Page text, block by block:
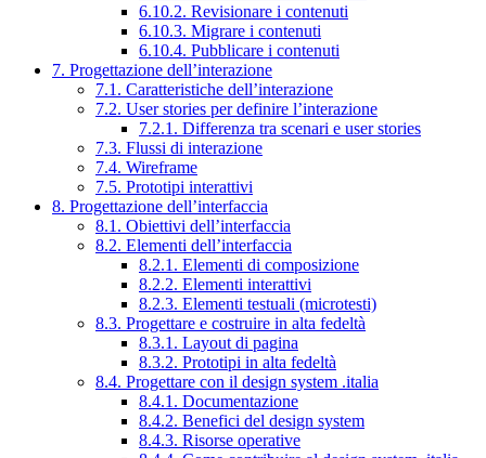
6.10.2. Revisionare i contenuti
6.10.3. Migrare i contenuti
6.10.4. Pubblicare i contenuti
7. Progettazione dell’interazione
7.1. Caratteristiche dell’interazione
7.2. User stories per definire l’interazione
7.2.1. Differenza tra scenari e user stories
7.3. Flussi di interazione
7.4. Wireframe
7.5. Prototipi interattivi
8. Progettazione dell’interfaccia
8.1. Obiettivi dell’interfaccia
8.2. Elementi dell’interfaccia
8.2.1. Elementi di composizione
8.2.2. Elementi interattivi
8.2.3. Elementi testuali (microtesti)
8.3. Progettare e costruire in alta fedeltà
8.3.1. Layout di pagina
8.3.2. Prototipi in alta fedeltà
8.4. Progettare con il design system .italia
8.4.1. Documentazione
8.4.2. Benefici del design system
8.4.3. Risorse operative